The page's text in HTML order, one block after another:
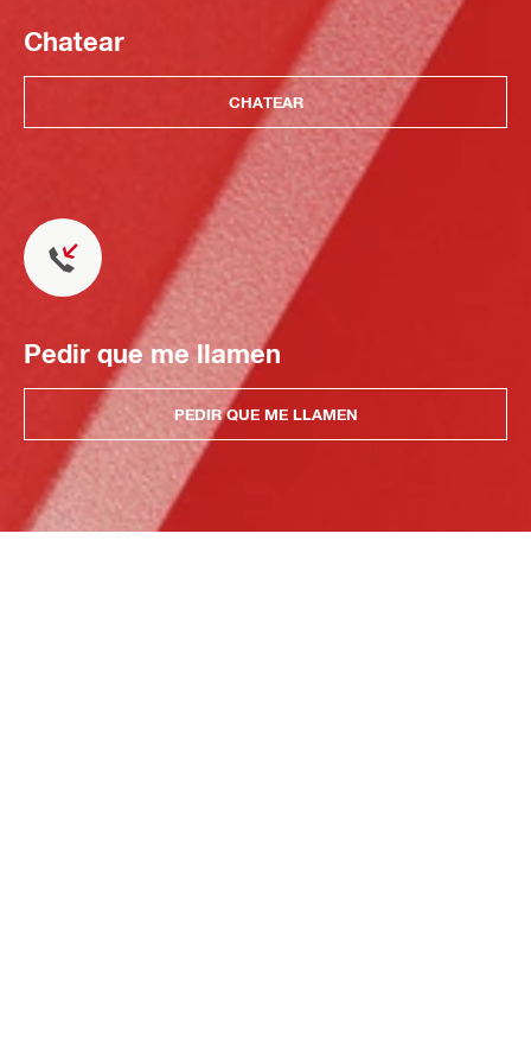
Chatear
CHATEAR
Pedir que me llamen
PEDIR QUE ME LLAMEN